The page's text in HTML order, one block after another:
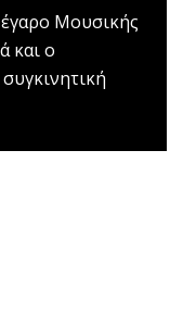
Μουσικής
και ο